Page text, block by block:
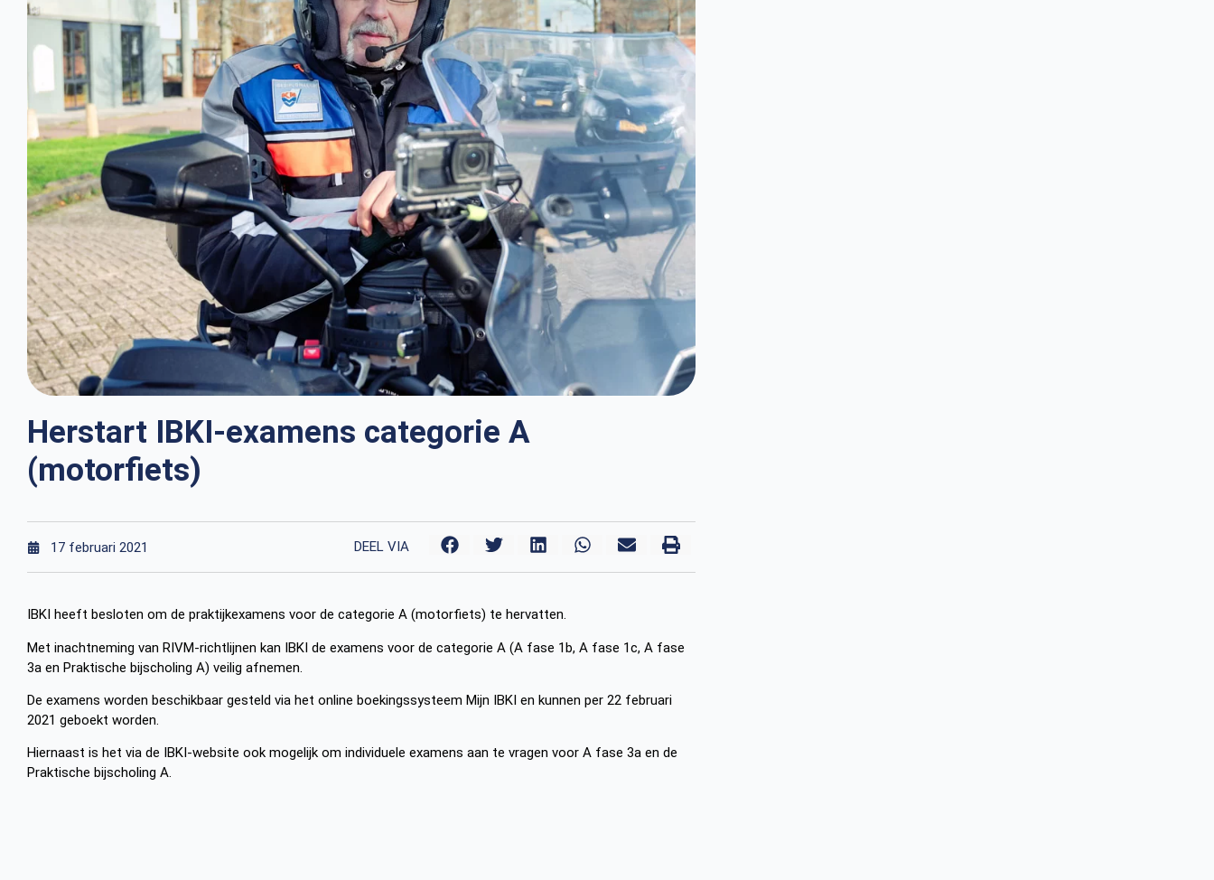
Herstart IBKI-examens categorie A
(motorfiets)
17 februari 2021 DEEL VIA
IBKI heeft besloten om de praktijkexamens voor de categorie A (motorfiets) te hervatten.
Met inachtneming van RIVM-richtlijnen kan IBKI de examens voor de categorie A (A fase 1b, A fase 1c, A fase
3a en Praktische bijscholing A) veilig afnemen.
De examens worden beschikbaar gesteld via het online boekingssysteem Mijn IBKI en kunnen per 22 februari
2021 geboekt worden.
Hiernaast is het via de IBKI-website ook mogelijk om individuele examens aan te vragen voor A fase 3a en de
Praktische bijscholing A.